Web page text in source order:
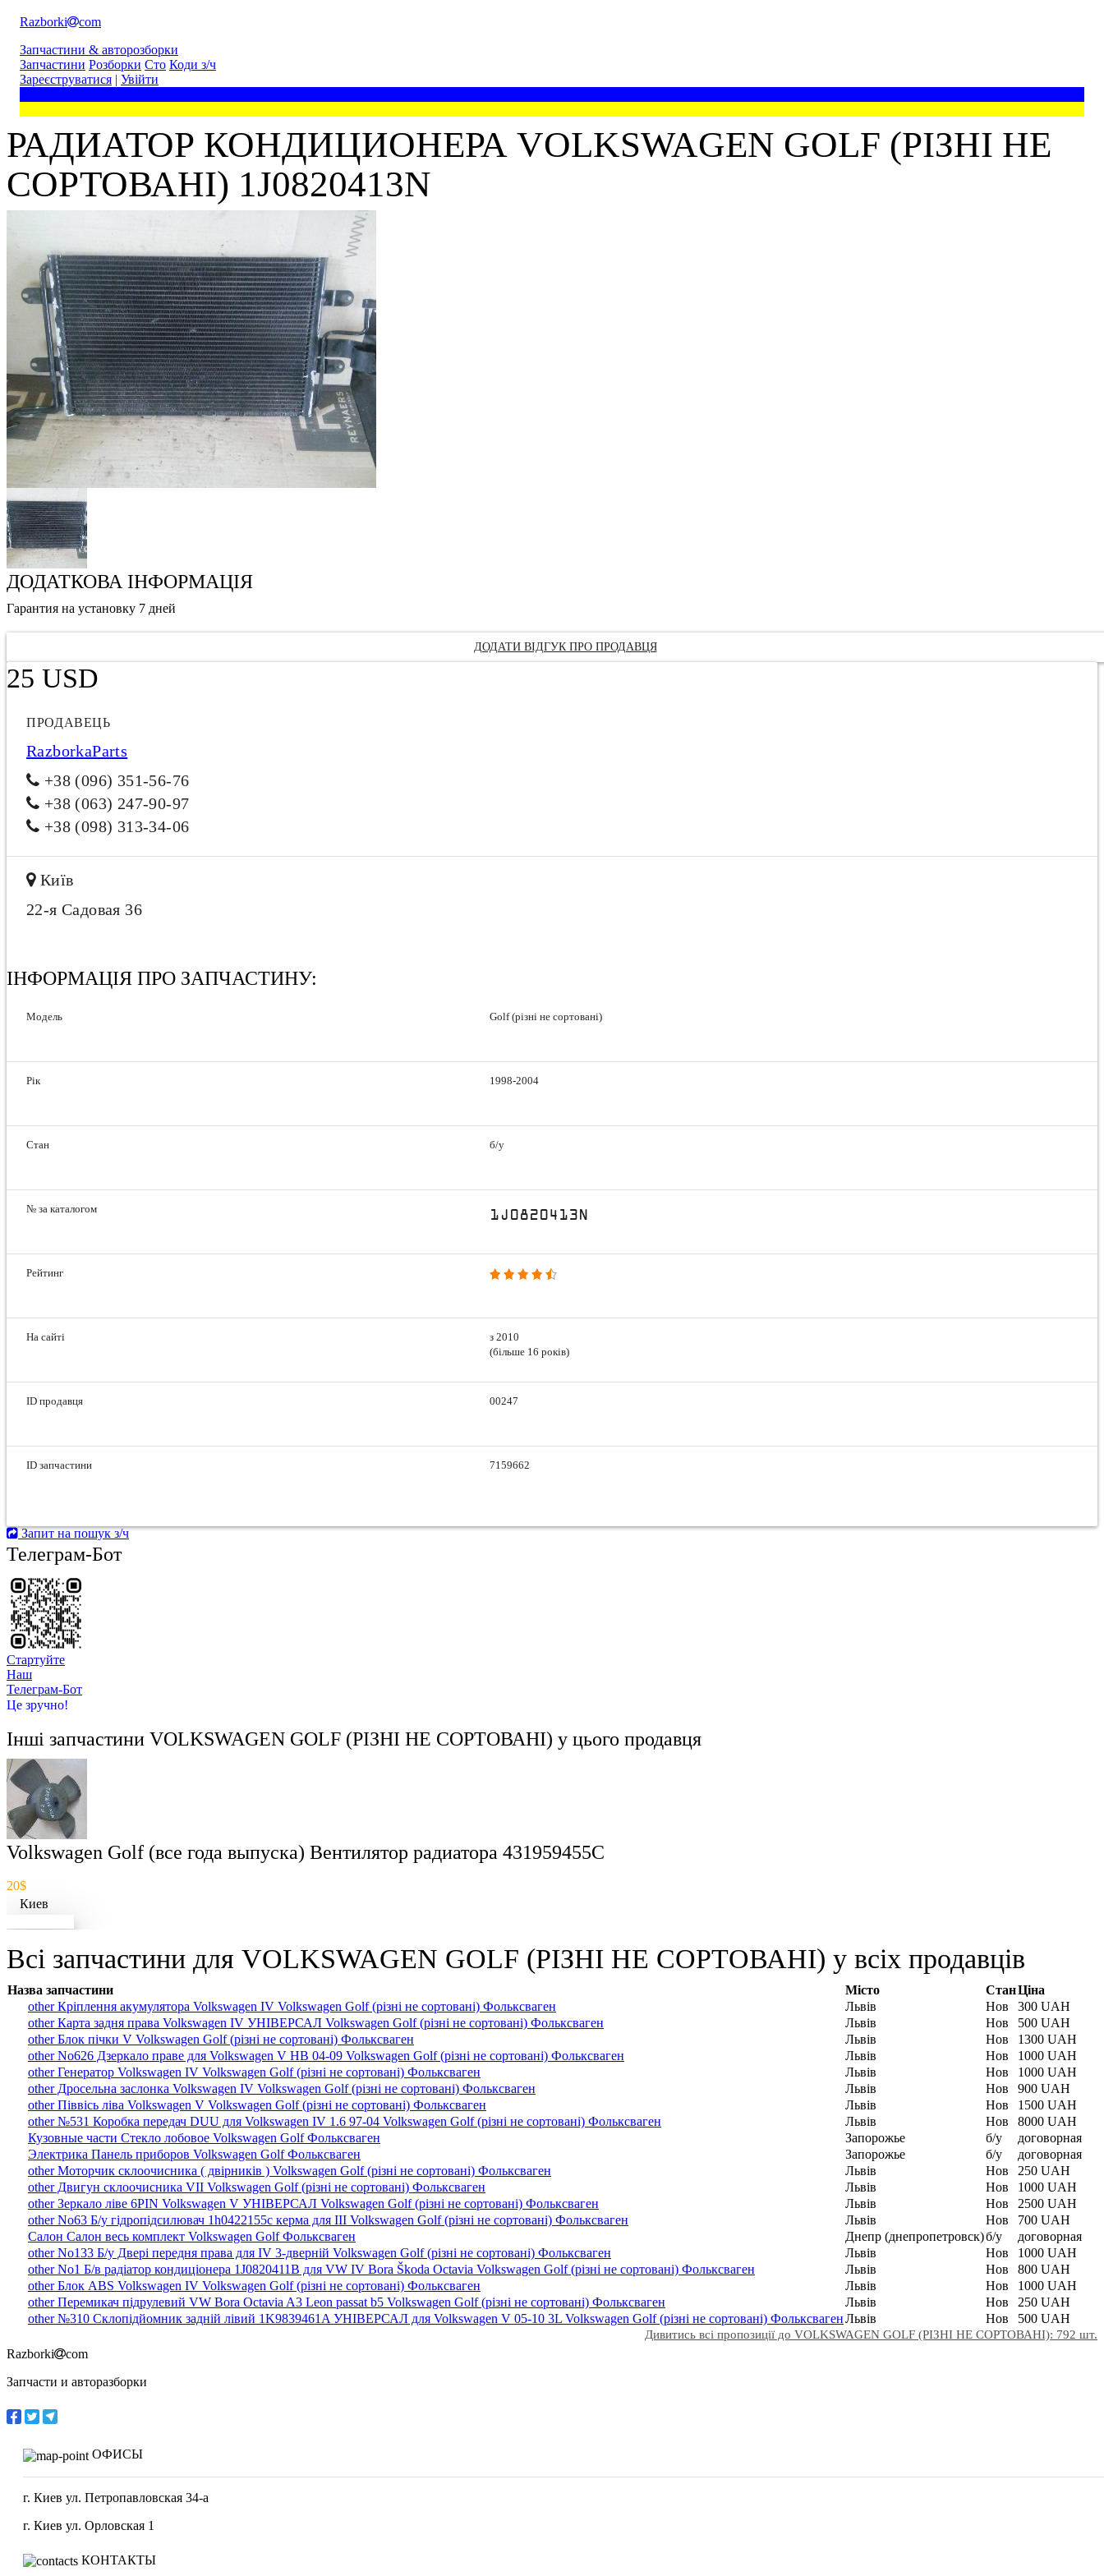
Razborki
com
Запчастини & авторозборки
Запчастини Розборки Сто Коди з/ч
Зареєструватися | Увійти
РАДИАТОР КОНДИЦИОНЕРА VOLKSWAGEN GOLF (РІЗНІ НЕ
СОРТОВАНІ) 1J0820413N
ДОДАТКОВА ІНФОРМАЦІЯ
Гарантия на установку 7 дней
ДОДАТИ ВІДГУК ПРО ПРОДАВЦЯ
25 USD
ПРОДАВЕЦЬ
RazborkaParts
+38 (096) 351-56-76
+38 (063) 247-90-97
+38 (098) 313-34-06
Київ
22-я Садовая 36
ІНФОРМАЦІЯ ПРО ЗАПЧАСТИНУ:
Модель Golf (різні не сортовані)
Рік 1998-2004
Стан б/у
№ за каталогом 1J0820413N
Рейтинг
На сайті
з 2010
(більше 16 років)
ID продавця 00247
ID запчастини 7159662
Запит на пошук з/ч
Телеграм-Бот
Стартуйте
Hаш
Телеграм-Бот
Це зручно!
Інші запчастини VOLKSWAGEN GOLF (РІЗНІ НЕ СОРТОВАНІ) у цього продавця
Volkswagen Golf (все года выпуска) Вентилятор радиатора 431959455C
20$
Киев
Всі запчастини для VOLKSWAGEN GOLF (РІЗНІ НЕ СОРТОВАНІ) у всіх продавців
Назва запчастини Місто СтанЦіна
other Кріплення акумулятора Volkswagen IV Volkswagen Golf (різні не сортовані) Фольксваген
Львів Нов
300 UAH
other Карта задня права Volkswagen IV УНІВЕРСАЛ Volkswagen Golf (різні не сортовані) Фольксваген
Львів Нов
500 UAH
other Блок пічки V Volkswagen Golf (різні не сортовані) Фольксваген
Львів Нов
1300 UAH
other No626 Дзеркало праве для Volkswagen V HB 04-09 Volkswagen Golf (різні не сортовані) Фольксваген
Львів Нов
1000 UAH
other Генератор Volkswagen IV Volkswagen Golf (різні не сортовані) Фольксваген
Львів Нов
1000 UAH
other Дросельна заслонка Volkswagen IV Volkswagen Golf (різні не сортовані) Фольксваген
Львів Нов
900 UAH
other Піввісь ліва Volkswagen V Volkswagen Golf (різні не сортовані) Фольксваген
Львів Нов
1500 UAH
other №531 Коробка передач DUU для Volkswagen IV 1.6 97-04 Volkswagen Golf (різні не сортовані) Фольксваген
Львів Нов
8000 UAH
Кузовные части Стекло лобовое Volkswagen Golf Фольксваген
Запорожье б/у
договорная
Электрика Панель приборов Volkswagen Golf Фольксваген
Запорожье б/у
договорная
other Моторчик склоочисника ( двірників ) Volkswagen Golf (різні не сортовані) Фольксваген
Львів Нов
250 UAH
other Двигун склоочисника VII Volkswagen Golf (різні не сортовані) Фольксваген
Львів Нов
1000 UAH
other Зеркало ліве 6PIN Volkswagen V УНІВЕРСАЛ Volkswagen Golf (різні не сортовані) Фольксваген
Львів Нов
2500 UAH
other No63 Б/у гідропідсилювач 1h0422155c керма для III Volkswagen Golf (різні не сортовані) Фольксваген
Львів Нов
700 UAH
Салон Салон весь комплект Volkswagen Golf Фольксваген
Днепр (днепропетровск)б/у
договорная
other No133 Б/у Двері передня права для IV 3-дверній Volkswagen Golf (різні не сортовані) Фольксваген
Львів Нов
1000 UAH
other No1 Б/в радіатор кондиціонера 1J0820411B для VW IV Bora Škoda Octavia Volkswagen Golf (різні не сортовані) Фольксваген
Львів Нов
800 UAH
other Блок ABS Volkswagen IV Volkswagen Golf (різні не сортовані) Фольксваген
Львів Нов
1000 UAH
other Перемикач підрулевий VW Bora Octavia A3 Leon passat b5 Volkswagen Golf (різні не сортовані) Фольксваген
Львів Нов
250 UAH
other №310 Склопідйомник задній лівий 1K9839461A УНІВЕРСАЛ для Volkswagen V 05-10 3L Volkswagen Golf (різні не сортовані) ФольксвагенЛьвів Нов 500 UAH
Дивитись всі пропозиції до VOLKSWAGEN GOLF (РІЗНІ НЕ СОРТОВАНІ): 792 шт.
Razborki
com
Запчасти и авторазборки
ОФИСЫ
г. Киев ул. Петропавловская 34-а
г. Киев ул. Орловская 1
КОНТАКТЫ